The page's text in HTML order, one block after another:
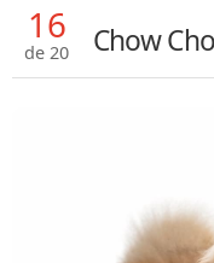
16
de 20 Chow